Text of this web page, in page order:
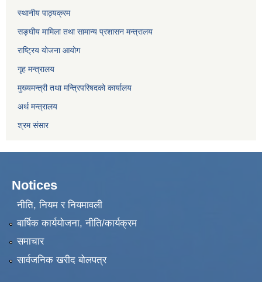
स्थानीय पाठ्यक्रम
सङ्घीय मामिला तथा सामान्य प्रशासन मन्त्रालय
राष्ट्रिय योजना आयोग
गृह मन्त्रालय
मुख्यमन्त्री तथा मन्त्रिपरिषदको कार्यालय
अर्थ मन्त्रालय
श्रम संसार
Notices
नीति, नियम र नियमावली
बार्षिक कार्ययोजना, नीति/कार्यक्रम
समाचार
सार्वजनिक खरीद बोलपत्र